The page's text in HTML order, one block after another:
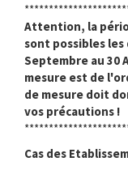
Attention, la
sont possibles les
Septembre au 30
mesure est de
de mesure doit
vos précautions !
Cas des